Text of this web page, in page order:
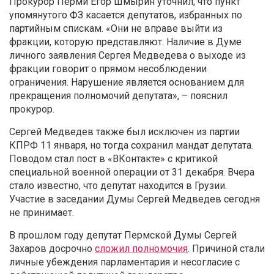
упомянутого ФЗ касается депутатов, избранных по
партийным спискам. «Они не вправе выйти из
фракции, которую представляют. Наличие в Думе
личного заявления Сергея Медведева о выходе из
фракции говорит о прямом несоблюдении
ограничения. Нарушение является основанием для
прекращения полномочий депутата», – пояснил
прокурор.
Сергей Медведев также был исключен из партии
КПРФ 11 января, но тогда сохранил мандат депутата.
Поводом стал пост в «ВКонтакте» с критикой
специальной военной операции от 31 декабря. Вчера
стало известно, что депутат находится в Грузии.
Участие в заседании Думы Сергей Медведев сегодня
не принимает.
В прошлом году депутат Пермской Думы Сергей
Захаров досрочно сложил полномочия. Причиной стали
личные убеждения парламентария и несогласие с